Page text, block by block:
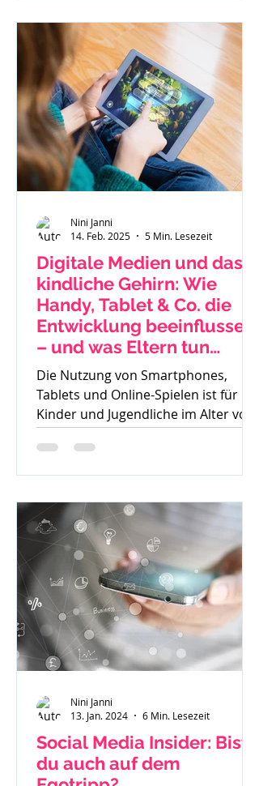
Digitale Medien und das
kindliche Gehirn: Wie
Handy, Tablet & Co. die
Entwicklung beeinflussen
– und was Eltern tun
können
Die Nutzung von Smartphones,
Tablets und Online-Spielen ist für
Kinder und Jugendliche im Alter von
8 bis 15 Jahren heute
allgegenwärtig....
Nini Janni
14. Feb. 2025
5 Min. Lesezeit
Social Media Insider: Bist
du auch auf dem
Nini Janni
13. Jan. 2024
6 Min. Lesezeit